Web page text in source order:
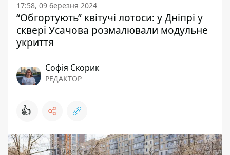
17:58, 09 березня 2024
“Обгортують” квітучі лотоси: у Дніпрі у
сквері Усачова розмалювали модульне
укриття
Софія Скорик
РЕДАКТОР
👍